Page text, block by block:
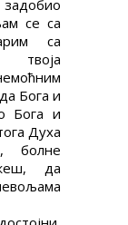
задобио
се са
са
твоја
Бога и
Бога и
Духа
болне
да